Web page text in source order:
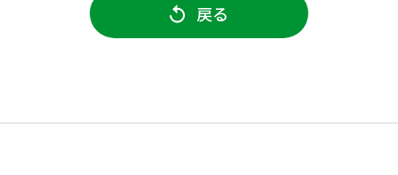
戻る